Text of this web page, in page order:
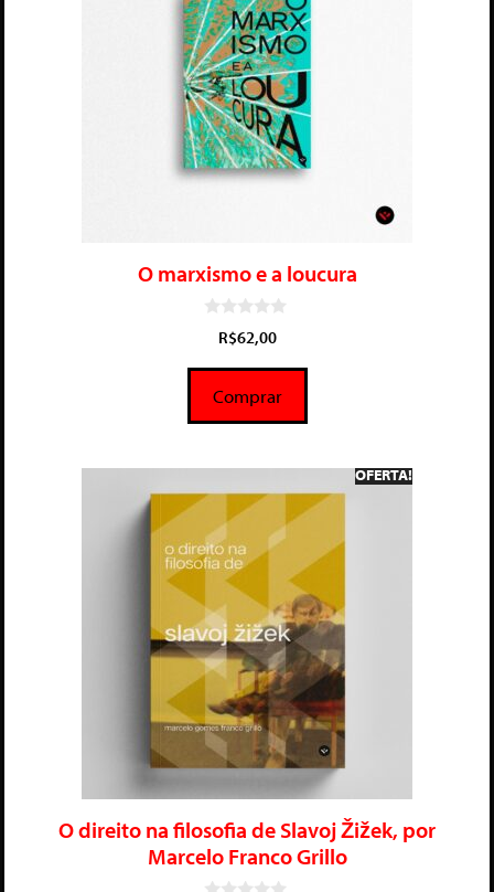
O marxismo e a loucura
5
R$62,00
Comprar
OFERTA!
O direito na filosofia de Slavoj Žižek, por
Marcelo Franco Grillo